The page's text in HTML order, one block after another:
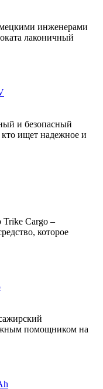
инженерами
лаконичный
и безопасный
кто ищет надежное и
Trike Cargo –
которое
помощником на